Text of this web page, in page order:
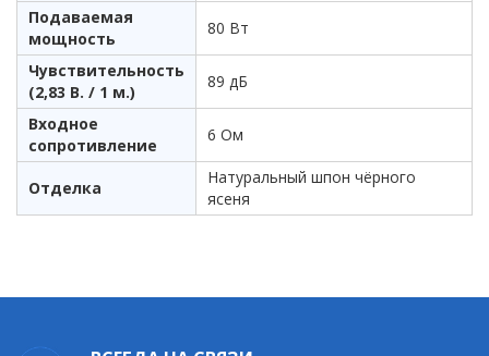
Подаваемая
мощность
80 Вт
Чувствительность
(2,83 В. / 1 м.)
89 дБ
Входное
сопротивление
6 Ом
Отделка
Натуральный шпон чёрного
ясеня